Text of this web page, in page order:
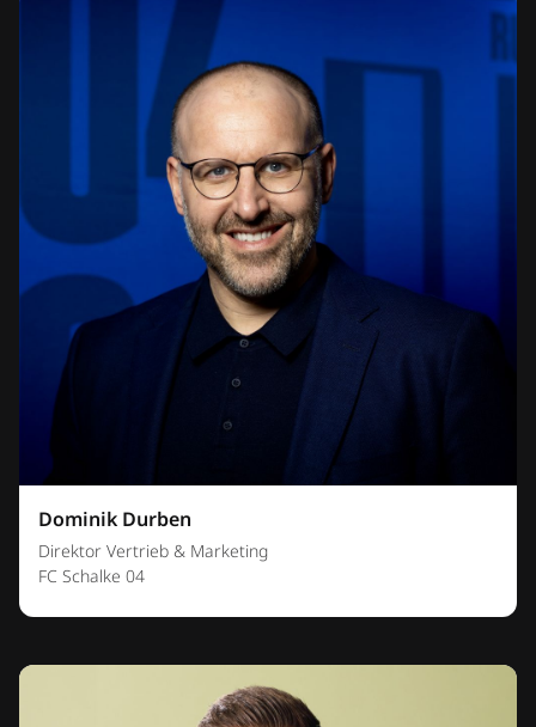
Dominik Durben
Direktor Vertrieb & Marketing
FC Schalke 04